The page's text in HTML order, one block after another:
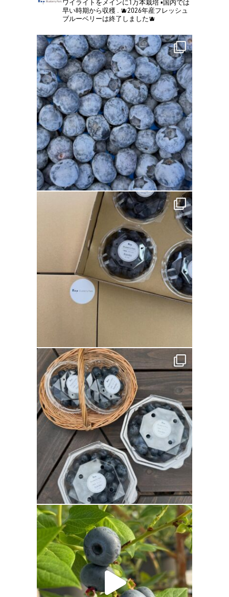
ワイライトをメインに1万本栽培▪️国内では
早い時期から収穫 . 🫐2026年産フレッシュ
ブルーベリーは終了しました🫐